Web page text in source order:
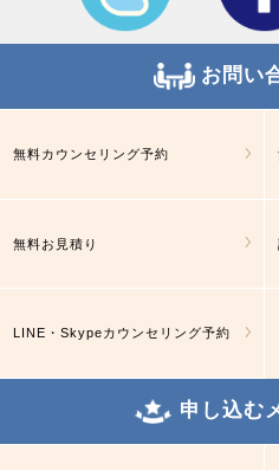
お問い
無料カウンセリング予約
無料お見積り
LINE・Skypeカウンセリング予約
申し込む